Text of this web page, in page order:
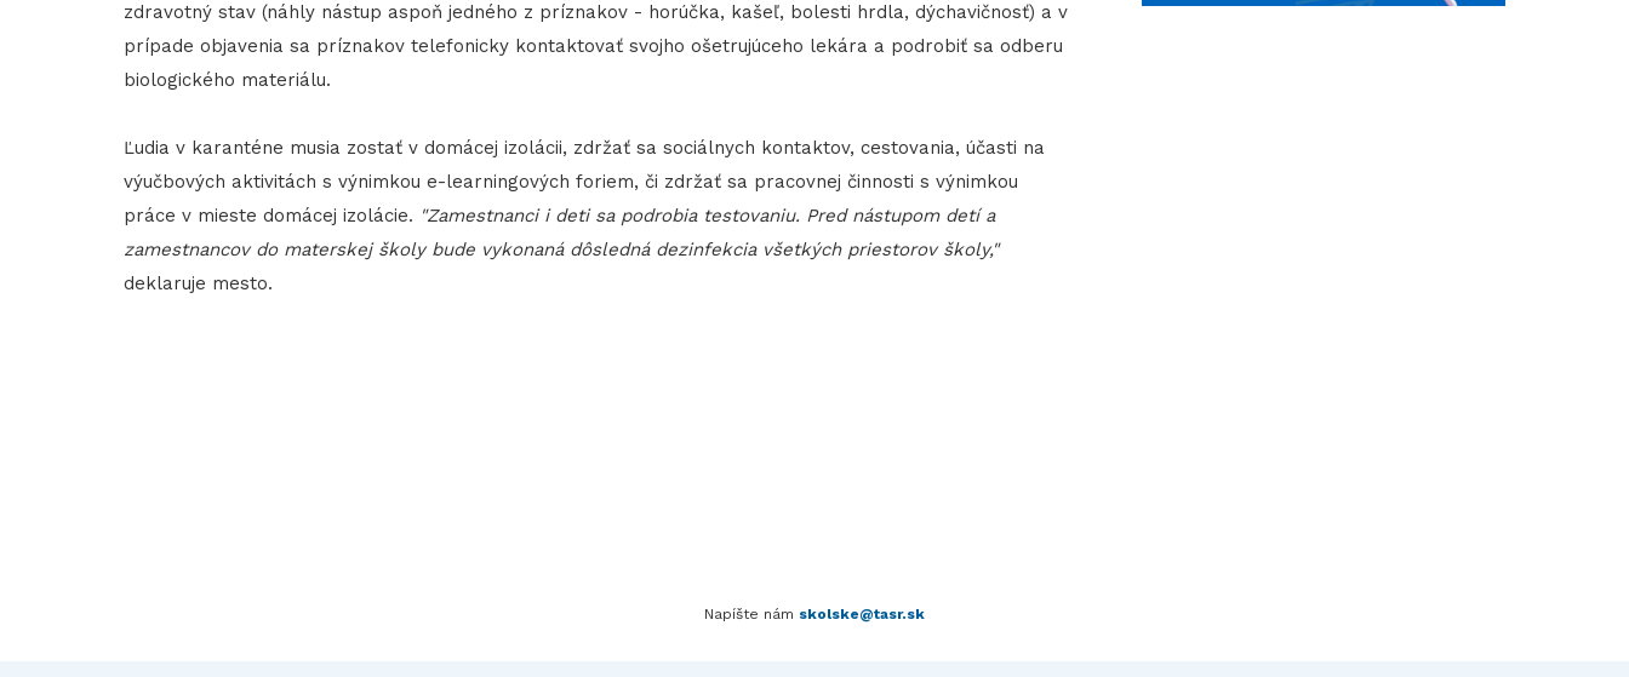
zdravotný stav (náhly nástup aspoň jedného z príznakov - horúčka, kašeľ, bolesti hrdla, dýchavičnosť) a v
prípade objavenia sa príznakov telefonicky kontaktovať svojho ošetrujúceho lekára a podrobiť sa odberu
biologického materiálu.
Ľudia v karanténe musia zostať v domácej izolácii, zdržať sa sociálnych kontaktov, cestovania, účasti na
výučbových aktivitách s výnimkou e-learningových foriem, či zdržať sa pracovnej činnosti s výnimkou
práce v mieste domácej izolácie. "Zamestnanci i deti sa podrobia testovaniu. Pred nástupom detí a
zamestnancov do materskej školy bude vykonaná dôsledná dezinfekcia všetkých priestorov školy,"
deklaruje mesto.
Napíšte nám skolske@tasr.sk